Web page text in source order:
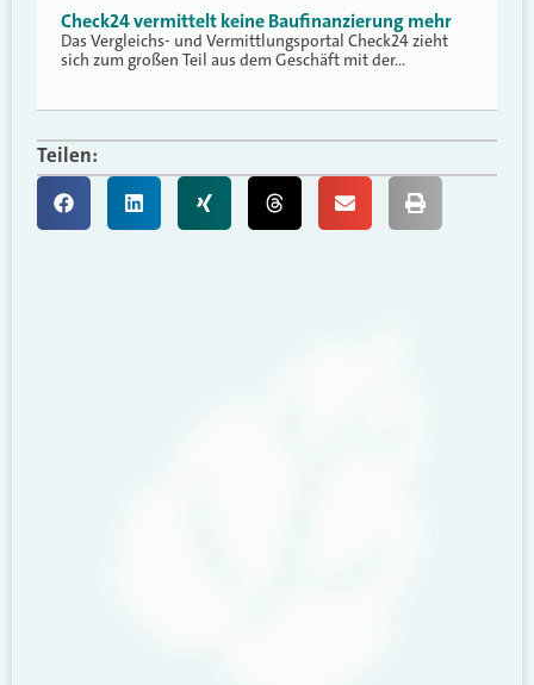
Check24 vermittelt keine Baufinanzierung mehr
Das Vergleichs- und Vermittlungsportal Check24 zieht
sich zum großen Teil aus dem Geschäft mit der…
Teilen: